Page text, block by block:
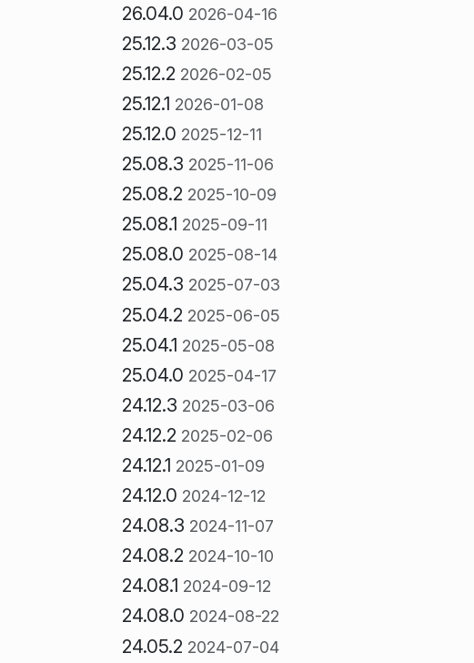
26.04.0 2026-04-16
25.12.3 2026-03-05
25.12.2 2026-02-05
25.12.1 2026-01-08
25.12.0 2025-12-11
25.08.3 2025-11-06
25.08.2 2025-10-09
25.08.1 2025-09-11
25.08.0 2025-08-14
25.04.3 2025-07-03
25.04.2 2025-06-05
25.04.1 2025-05-08
25.04.0 2025-04-17
24.12.3 2025-03-06
24.12.2 2025-02-06
24.12.1 2025-01-09
24.12.0 2024-12-12
24.08.3 2024-11-07
24.08.2 2024-10-10
24.08.1 2024-09-12
24.08.0 2024-08-22
24.05.2 2024-07-04